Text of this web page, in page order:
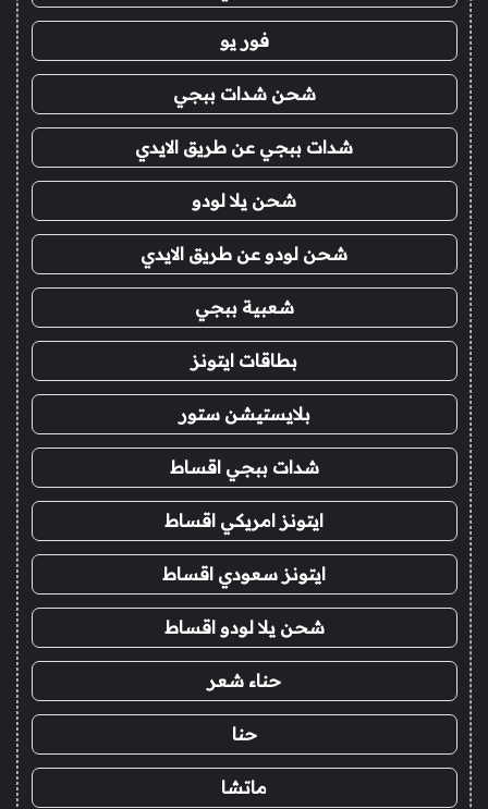
فور يو
شحن شدات ببجي
شدات ببجي عن طريق الايدي
شحن يلا لودو
شحن لودو عن طريق الايدي
شعبية ببجي
بطاقات ايتونز
بلايستيشن ستور
شدات ببجي اقساط
ايتونز امريكي اقساط
ايتونز سعودي اقساط
شحن يلا لودو اقساط
حناء شعر
حنا
ماتشا